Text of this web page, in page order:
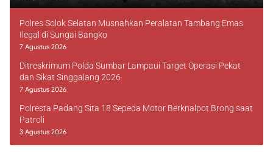
Polres Solok Selatan Musnahkan Peralatan Tambang Emas
Ilegal di Sungai Bangko
7 Agustus 2026
Ditreskrimum Polda Sumbar Lampaui Target Operasi Pekat
dan Sikat Singgalang 2026
7 Agustus 2026
Polresta Padang Sita 18 Sepeda Motor Berknalpot Brong saat
Patroli
3 Agustus 2026